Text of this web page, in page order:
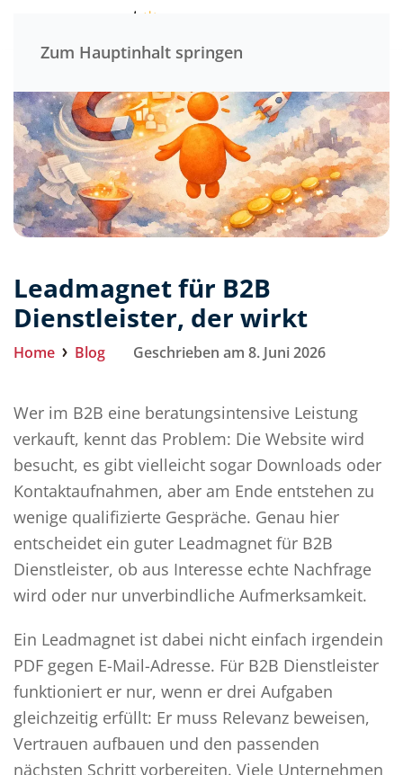
Zum Hauptinhalt springen
Leadmagnet für B2B
Dienstleister, der wirkt
Home Blog Geschrieben am 8. Juni 2026
Wer im B2B eine beratungsintensive Leistung
verkauft, kennt das Problem: Die Website wird
besucht, es gibt vielleicht sogar Downloads oder
Kontaktaufnahmen, aber am Ende entstehen zu
wenige qualifizierte Gespräche. Genau hier
entscheidet ein guter Leadmagnet für B2B
Dienstleister, ob aus Interesse echte Nachfrage
wird oder nur unverbindliche Aufmerksamkeit.
Ein Leadmagnet ist dabei nicht einfach irgendein
PDF gegen E-Mail-Adresse. Für B2B Dienstleister
funktioniert er nur, wenn er drei Aufgaben
gleichzeitig erfüllt: Er muss Relevanz beweisen,
Vertrauen aufbauen und den passenden
nächsten Schritt vorbereiten. Viele Unternehmen